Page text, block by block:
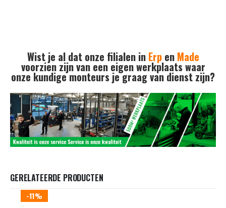
Wist je al dat onze filialen in Erpen Made
voorzien zijn van een eigen werkplaats waar
onze kundige monteurs je graag van dienst zijn?
GERELATEERDE PRODUCTEN
-11%